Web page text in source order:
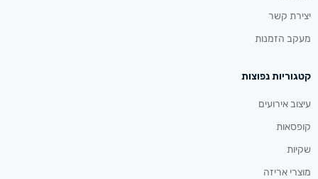
יצירת קשר
מעקב הזמנות
קטגוריות נפוצות
עיצוב אירועים
קופסאות
שקיות
מוצרי אריזה